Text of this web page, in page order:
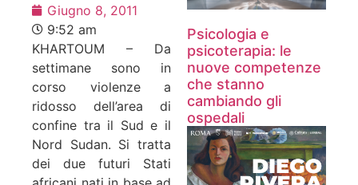
Giugno 8, 2011
9:52 am
KHARTOUM – Da
settimane sono in
corso violenze a
ridosso dell’area di
confine tra il Sud e il
Nord Sudan. Si tratta
dei due futuri Stati
Psicologia e
psicoterapia: le
nuove competenze
che stanno
cambiando gli
ospedali